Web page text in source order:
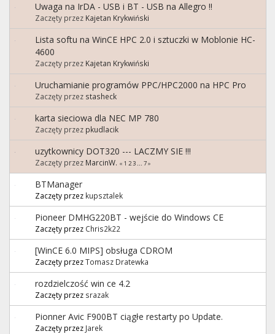
Uwaga na IrDA - USB i BT - USB na Allegro !!
Zaczęty przez Kajetan Krykwiński
Lista softu na WinCE HPC 2.0 i sztuczki w Moblonie HC-
4600
Zaczęty przez Kajetan Krykwiński
Uruchamianie programów PPC/HPC2000 na HPC Pro
Zaczęty przez stasheck
karta sieciowa dla NEC MP 780
Zaczęty przez pkudlacik
uzytkownicy DOT320 --- LACZMY SIE !!!
Zaczęty przez MarcinW. « 1 23... 7»
BTManager
Zaczęty przez kupsztalek
Pioneer DMHG220BT - wejście do Windows CE
Zaczęty przez Chris2k22
[WinCE 6.0 MIPS] obsługa CDROM
Zaczęty przezTomasz Dratewka
rozdzielczość win ce 4.2
Zaczęty przez srazak
Pionner Avic F900BT ciągłe restarty po Update.
Zaczęty przez Jarek